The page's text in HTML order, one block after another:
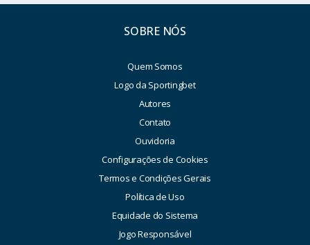
SOBRE NÓS
Quem Somos
Logo da Sportingbet
Autores
Contato
Ouvidoria
Configurações de Cookies
Termos e Condições Gerais
Política de Uso
Equidade do Sistema
Jogo Responsável